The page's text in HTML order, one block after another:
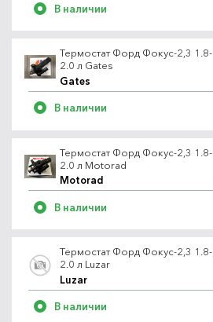
В наличии
Термостат Форд Фокус-2,3 1.8-
2.0 л Gates
Gates
В наличии
Термостат Форд Фокус-2,3 1.8-
2.0 л Motorad
Motorad
В наличии
Термостат Форд Фокус-2,3 1.8-
2.0 л Luzar
Luzar
В наличии